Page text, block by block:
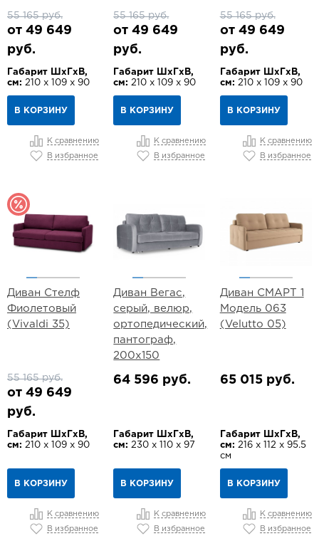
55 165 руб.
от 49 649
руб.
Габарит ШхГхВ,
см: 210 х 109 х 90
В КОРЗИНУ
К сравнению
В избранное
55 165 руб.
от 49 649
руб.
Габарит ШхГхВ,
см: 210 х 109 х 90
В КОРЗИНУ
К сравнению
В избранное
55 165 руб.
от 49 649
руб.
Габарит ШхГхВ,
см: 210 х 109 х 90
В КОРЗИНУ
К сравнению
В избранное
Диван Стелф
Фиолетовый
(Vivaldi 35)
55 165 руб.
от 49 649
руб.
Габарит ШхГхВ,
см: 210 х 109 х 90
В КОРЗИНУ
К сравнению
В избранное
Диван Вегас,
серый, велюр,
ортопедический,
пантограф,
200х150
64 596 руб.
Габарит ШхГхВ,
см: 230 х 110 х 97
В КОРЗИНУ
К сравнению
В избранное
Диван СМАРТ 1
Модель 063
(Velutto 05)
65 015 руб.
Габарит ШхГхВ,
см: 216 х 112 х 95.5
см
В КОРЗИНУ
К сравнению
В избранное